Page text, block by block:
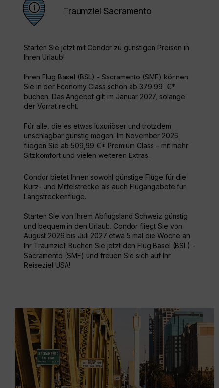
Traumziel Sacramento
Starten Sie jetzt mit Condor zu günstigen Preisen in
Ihren Urlaub!
Ihren Flug Basel (BSL) - Sacramento (SMF) können
Sie in der Economy Class schon ab 379,99 €*
buchen. Das Angebot gilt im Januar 2027, solange
der Vorrat reicht.
Für alle, die es etwas luxuriöser und trotzdem
unschlagbar günstig mögen: Im November 2026
fliegen Sie ab 509,99 €* Premium Class – mit mehr
Sitzkomfort und vielen weiteren Extras.
Condor bietet Ihnen sowohl günstige Flüge für die
Kurz- und Mittelstrecke als auch Flugangebote für
Langstreckenflüge.
Starten Sie von Ihrem Abflugsland Schweiz günstig
und bequem in den Urlaub. Condor fliegt Sie von
August 2026 bis Juli 2027 etwa 5 mal die Woche an
Ihr Traumziel! Buchen Sie jetzt den Flug Basel (BSL) -
Sacramento (SMF) und freuen Sie sich auf Ihr
Reiseziel USA!